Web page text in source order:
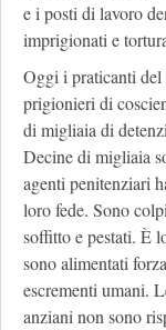
e i posti di lavoro
imprigionati e
Oggi i praticanti
prigionieri di
di migliaia di
Decine di migliaia
agenti penitenziari
loro fede. Sono
soffitto e pestati. È
sono alimentati
escrementi umani.
anziani non sono